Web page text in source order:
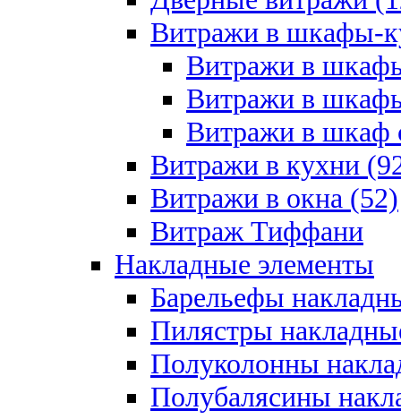
Витражи в шкафы-
Витражи в
Витражи в
Витражи в шкаф
Витражи в кухни
Витражи в окна (52)
Витраж Тиффани
Накладные элементы
Барельефы
Пилястры
Полуколонны
Полубалясины